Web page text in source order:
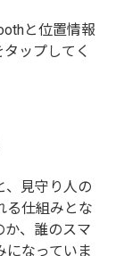
と位置情報
ップしてく
、見守り人の
る仕組みとな
か、誰のスマ
になっていま